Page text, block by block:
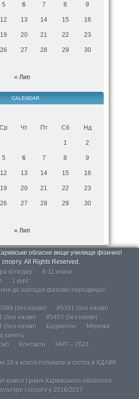
5 6 7 8 9
12 13 14 15 16
19 20 21 22 23
26 27 28 29 30
« Лип
CALENDAR
Ср Чт Пт Сб Нд
1 2
5 6 7 8 9
12 13 14 15 16
19 20 21 22 23
26 27 28 29 30
« Лип
обласне вище училище фізичної
спорту. All Rights Reserved.
коледжу
8-11 класи
1 курс
до закладів фахової передвищої
(без назви)
#5391 (без назви)
(без назви)
#5403 (без назви)
(без назви) Бадмінтон
Мережа
занять
Контакти
НМТ – 2024
10-х класів побували в гостях в ХДАФК.
І рівня Харківського обласного
і спорту у 2016/2017